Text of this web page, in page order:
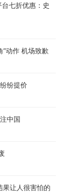
七折优惠：史
动作 机场致歉
纷提价
中国
让人很害怕的